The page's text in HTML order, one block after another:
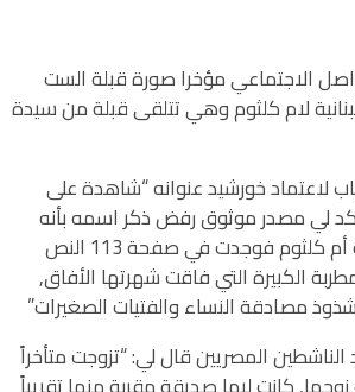
الاجتماعي مؤخرا صورة قبلة الست
لام كلثوم وهي تتلقى قبلة من سيدة
لاعتماد خورشيد عنوانه “شاهدة على
لي مصدر موثوق رفض ذكر اسمه بأنه
يحوي إشارة لجنسانية أم كلثوم فوجدت في صفحة 113 النص
الكبيرة التي فاقت شهرتها الأفاق,
مصادقة النساء والفتيات الصغيرات”
المصريين قال لي: “تزوجت متأخراً